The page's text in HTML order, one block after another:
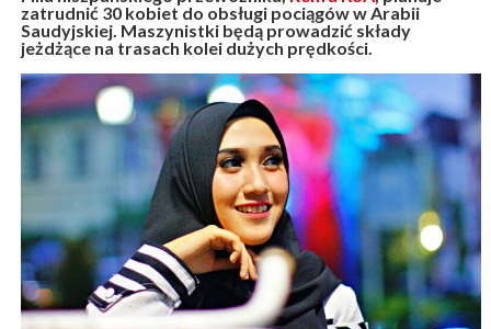
zatrudnić 30 kobiet do obsługi pociągów w Arabii
Saudyjskiej. Maszynistki będą prowadzić składy
jeżdżące na trasach kolei dużych prędkości.